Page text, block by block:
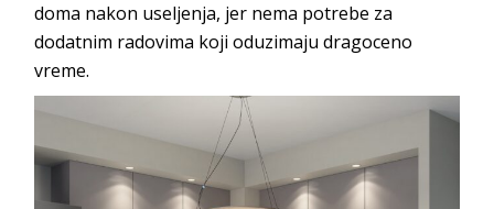
doma nakon useljenja, jer nema potrebe za
dodatnim radovima koji oduzimaju dragoceno
vreme.